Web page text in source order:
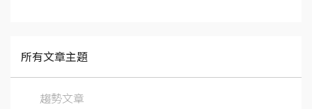
所有文章主題
趨勢文章